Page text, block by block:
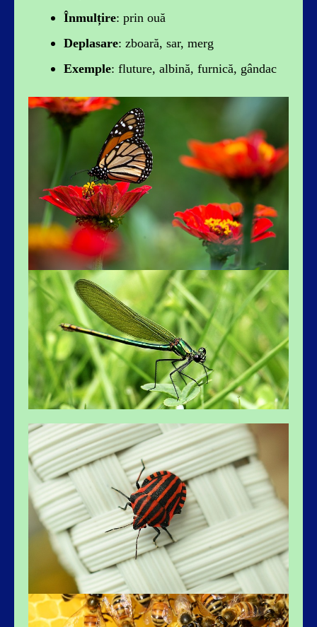
Înmulțire: prin ouă
Deplasare: zboară, sar, merg
Exemple: fluture, albină, furnică, gândac